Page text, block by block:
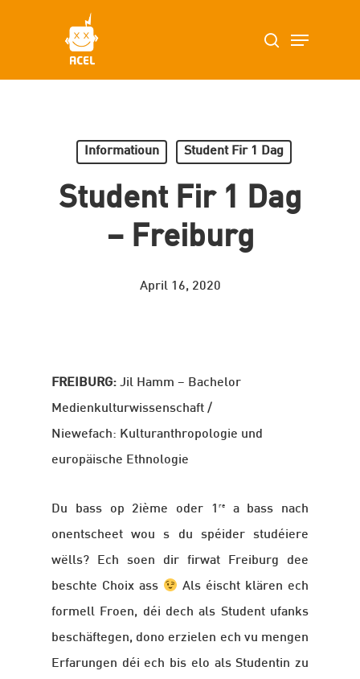
search
Informatioun Student Fir 1 Dag
Student Fir 1 Dag
– Freiburg
April 16, 2020
FREIBURG: Jil Hamm – Bachelor
Medienkulturwissenschaft /
Niewefach: Kulturanthropologie und
europäische Ethnologie
Du bass op 2ième oder 1 rea bass nach
onentscheet wou s du spéider studéiere
wëlls? Ech soen dir firwat Freiburg dee
beschte Choix ass Als éischt klären ech
formell Froen, déi dech als Student ufanks
beschäftegen, dono erzielen ech vu mengen
Erfarungen déi ech bis elo als Studentin zu